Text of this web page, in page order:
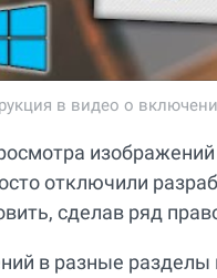
в видео о
отключили
сделав ряд
в разные